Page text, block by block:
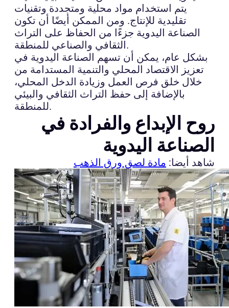
يتم استخدام مواد محلية ومتجددة وتقنيات
تقليدية للإنتاج. ومن الممكن أيضًا أن تكون
الصناعة اليدوية جزءًا من الحفاظ على التراث
الثقافي والصناعي للمنطقة.
بشكل عام، يمكن أن تسهم الصناعة اليدوية في
تعزيز الاقتصاد المحلي والتنمية المستدامة من
خلال خلق فرص العمل وزيادة الدخل المحلي،
بالإضافة إلى حفظ التراث الثقافي والبيئي
للمنطقة.
روح الإبداع والفرادة في
الصناعة اليدوية
شاهد أيضا: مادة لصق ورق الذهب